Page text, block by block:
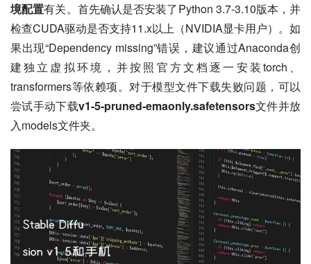
境配置有关。首先确认是否安装了Python 3.7-3.10版本，并
检查CUDA驱动是否支持11.x以上（NVIDIA显卡用户）。如
果出现“Dependency missing”错误，建议通过Anaconda创
建独立虚拟环境，并按照官方文档逐一安装torch、
transformers等依赖项。对于模型文件下载失败问题，可以
尝试手动下载v1-5-pruned-emaonly.safetensors文件并放
入models文件夹。